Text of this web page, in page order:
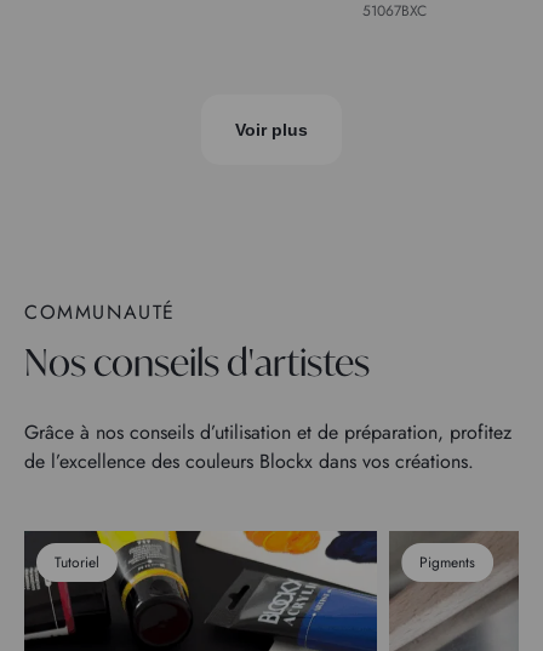
51067BXC
Voir plus
COMMUNAUTÉ
Nos conseils d'artistes
Grâce à nos conseils d’utilisation et de préparation, profitez
de l’excellence des couleurs Blockx dans vos créations.
Tutoriel Pigments